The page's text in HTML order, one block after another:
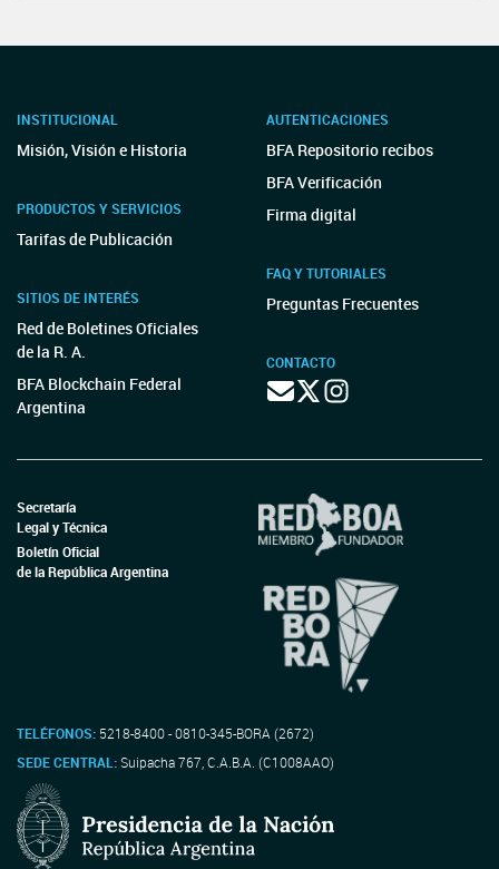
INSTITUCIONAL
Misión, Visión e Historia
PRODUCTOS Y SERVICIOS
Tarifas de Publicación
SITIOS DE INTERÉS
Red de Boletines Oficiales
de la R. A.
BFA Blockchain Federal
Argentina
AUTENTICACIONES
BFA Repositorio recibos
BFA Verificación
Firma digital
FAQ Y TUTORIALES
Preguntas Frecuentes
CONTACTO
Secretaría
Legal y Técnica
Boletín Oficial
de la República Argentina
TELÉFONOS: 5218-8400 - 0810-345-BORA (2672)
SEDE CENTRAL:Suipacha 767, C.A.B.A. (C1008AAO)